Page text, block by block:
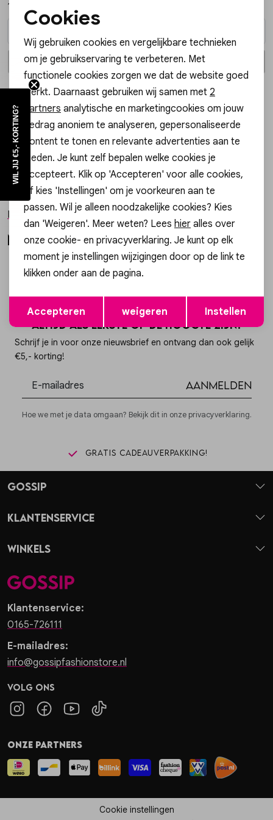
Vesten
Jassen
Lingerie
14,99
In winkelmand
Selecteer maat In winkelmand
Selecteer maat
Gossip
JE14545 BASIC BANGLE
22,99
In winkelmand
Selecteer maat
Meer van Gossip
Meer looks
Altijd als eerste op de hoogte zijn?
Schrijf je in voor onze nieuwsbrief en ontvang dan ook gelijk
€5,- korting!
Aanmelden
Hoe we met je data omgaan? Bekijk dit in onze privacyverklaring.
Gratis cadeauverpakking!
Klantenservice:
0165-726111
E-mailadres:
info@gossipfashionstore.nl
Volg ons
Gossip
Klantenservice
Winkels
Onze partners
Cookie instellingen
Noodzakelijke cookies
Personalisatie cookies
Analytische cookies
Marketing cookies
Opslaan
Cookies
Wij gebruiken cookies en vergelijkbare technieken
om je gebruikservaring te verbeteren. Met
functionele cookies zorgen we dat de website goed
werkt. Daarnaast gebruiken wij samen met 2
partners analytische en marketingcookies om jouw
gedrag anoniem te analyseren, gepersonaliseerde
content te tonen en relevante advertenties aan te
bieden. Je kunt zelf bepalen welke cookies je
accepteert. Klik op 'Accepteren' voor alle cookies,
of kies 'Instellingen' om je voorkeuren aan te
passen. Wil je alleen noodzakelijke cookies? Kies
dan 'Weigeren'. Meer weten? Lees hier alles over
onze cookie- en privacyverklaring. Je kunt op elk
moment je instellingen wijzigingen door op de link te
klikken onder aan de pagina.
Accepteren weigeren Instellen
WIL JIJ €5,- KORTING?